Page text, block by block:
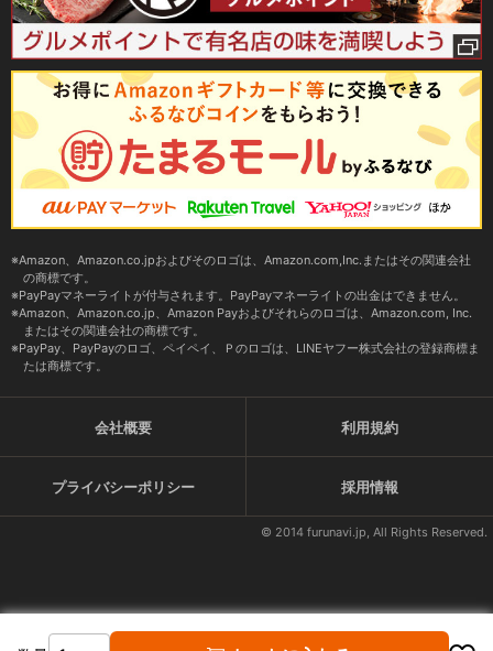
Amazon、Amazon.co.jpおよびそのロゴは、Amazon.com,Inc.またはその関連会社
の商標です。
PayPayマネーライトが付与されます。PayPayマネーライトの出金はできません。
Amazon、Amazon.co.jp、Amazon Payおよびそれらのロゴは、Amazon.com, Inc.
またはその関連会社の商標です。
PayPay、PayPayのロゴ、ペイペイ、Ｐのロゴは、LINEヤフー株式会社の登録商標ま
たは商標です。
会社概要 利用規約
プライバシーポリシー 採用情報
© 2014 furunavi.jp, All Rights Reserved.